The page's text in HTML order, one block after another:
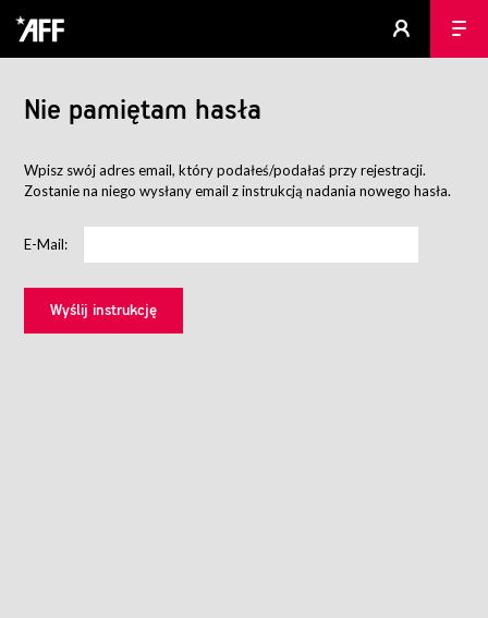
Nie pamiętam hasła
Wpisz swój adres email, który podałeś/podałaś przy rejestracji.
Zostanie na niego wysłany email z instrukcją nadania nowego hasła.
E-Mail: